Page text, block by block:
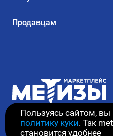
Пользуясь сайтом,
политику куки. Так
становится удобнее
© 2020–2026. Все права
Продавцам